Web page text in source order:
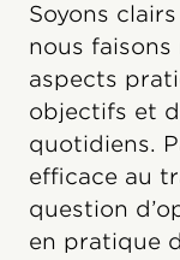
Soyons
nous faisons
aspects
objectifs et
quotidiens.
efficace au
question
en pratique